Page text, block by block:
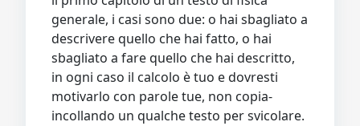
generale, i casi sono due: o hai sbagliato a
descrivere quello che hai fatto, o hai
sbagliato a fare quello che hai descritto,
in ogni caso il calcolo è tuo e dovresti
motivarlo con parole tue, non copia-
incollando un qualche testo per svicolare.